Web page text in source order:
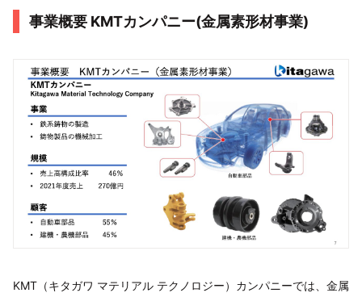
事業概要 KMTカンパニー(金属素形材事業)
KMT（キタガワ マテリアル テクノロジー）カンパニーでは、金属